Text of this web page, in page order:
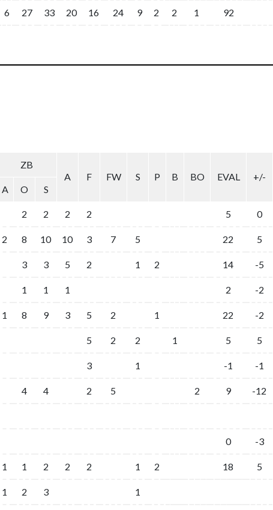
6 27 33 20 16 24 9 2 2 1 92
ZB
A
F FW S P B BO EVAL
+/-
A O S
2 2 2 2 5 0
2 8 10 10 3 7 5 22 5
3 3 5 2 1 2 14 -5
1 1 1 2 -2
1 8 9 3 5 2 1 22 -2
5 2 2 1 5 5
3 1 -1 -1
4 4 2 5 2 9 -12
0 -3
1 1 2 2 2 1 2 18 5
1 2 3 1